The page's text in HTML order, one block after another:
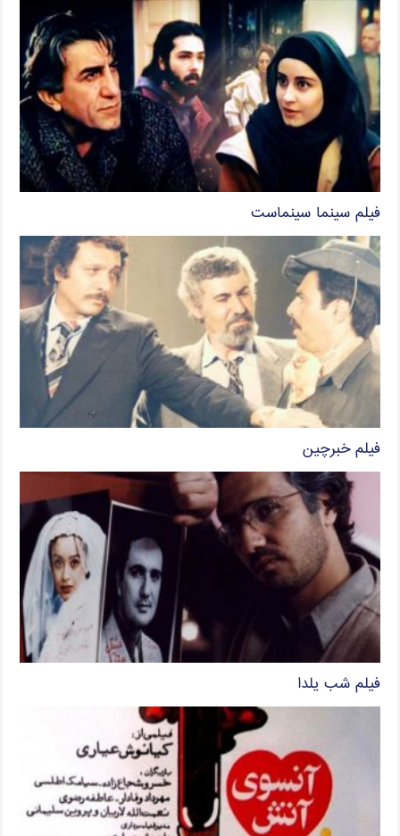
فیلم سینما سینماست
فیلم خبرچین
فیلم شب یلدا